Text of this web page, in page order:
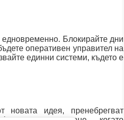
едновременно. Блокирайте дни
оперативен управител на
единни системи, където е
новата идея, пренебрегват